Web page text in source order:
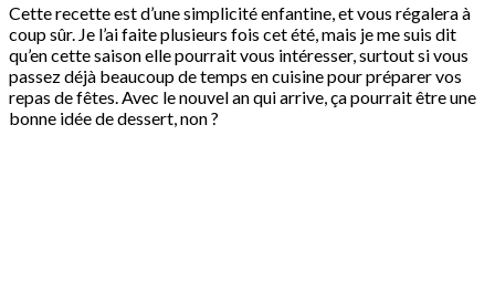
Cette recette est d’une simplicité enfantine, et vous régalera à
coup sûr. Je l’ai faite plusieurs fois cet été, mais je me suis dit
qu’en cette saison elle pourrait vous intéresser, surtout si vous
passez déjà beaucoup de temps en cuisine pour préparer vos
repas de fêtes. Avec le nouvel an qui arrive, ça pourrait être une
bonne idée de dessert, non ?